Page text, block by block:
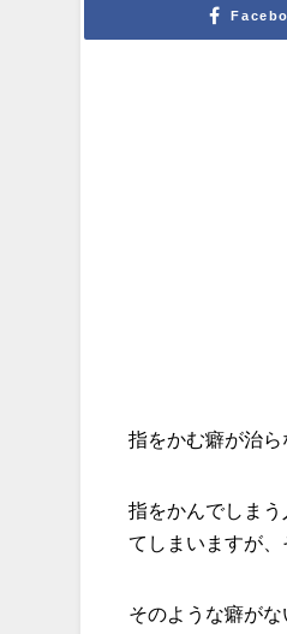
指をかむ癖が治ら
指をかんでしま
てしまいますが、
そのような癖が